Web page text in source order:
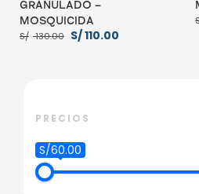
GRANULADO –
MOSQUICIDA
S/ 130.00 El
precio
S/110.00
PRECIOS
S/60.00